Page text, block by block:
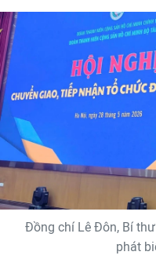
Đồng chí Lê Đôn, Bí
phát